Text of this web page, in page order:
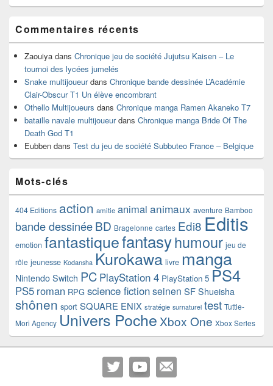
Commentaires récents
Zaouiya dans Chronique jeu de société Jujutsu Kaisen – Le
tournoi des lycées jumelés
Snake multijoueurdans Chronique bande dessinée L’Académie
Clair-Obscur T1 Un élève encombrant
Othello Multijoueurs dans Chronique manga Ramen Akaneko T7
bataille navale multijoueurdans Chronique manga Bride Of The
Death God T1
Eubben dans Test du jeu de société Subbuteo France – Belgique
Mots-clés
404 Editions action amitie animal animaux aventure Bamboo
bande dessinéeBD Bragelonne cartes Edi8 Editis
emotion fantastiquefantasyhumour jeu de
rôle jeunesse Kodansha Kurokawa livre manga
Nintendo Switch PC PlayStation 4 PlayStation 5 PS4
PS5 roman RPG science fictionseinen SF Shueisha
shônen sport SQUARE ENIX stratégie surnaturel test Tuttle-
Mori Agency Univers Poche Xbox One Xbox Series